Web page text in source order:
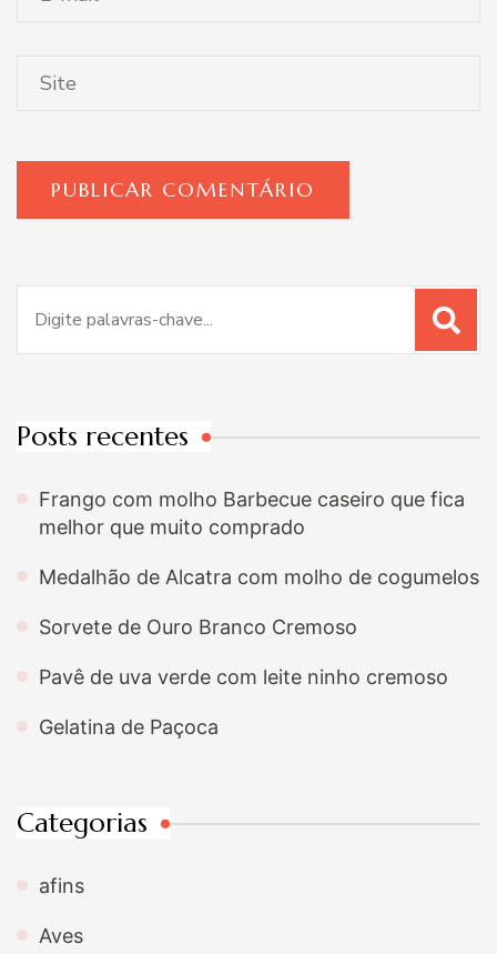
por:
Posts recentes
Frango com molho Barbecue caseiro que fica
melhor que muito comprado
Medalhão de Alcatra com molho de cogumelos
Sorvete de Ouro Branco Cremoso
Pavê de uva verde com leite ninho cremoso
Gelatina de Paçoca
Categorias
afins
Aves